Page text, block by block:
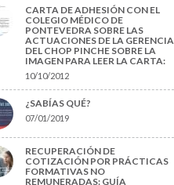
CARTA DE ADHESIÓN CON EL
COLEGIO MÉDICO DE
PONTEVEDRA SOBRE LAS
ACTUACIONES DE LA GERENCIA
DEL CHOP PINCHE SOBRE LA
IMAGEN PARA LEER LA CARTA:
10/10/2012
¿SABÍAS QUÉ?
07/01/2019
RECUPERACIÓN DE
COTIZACIÓN POR PRÁCTICAS
FORMATIVAS NO
REMUNERADAS: GUÍA